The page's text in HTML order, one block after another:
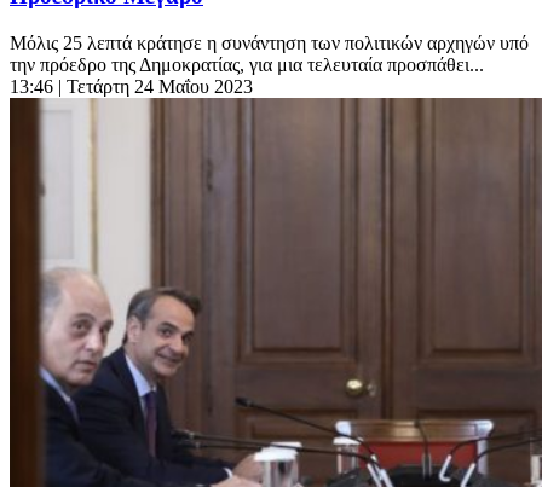
Μόλις 25 λεπτά κράτησε η συνάντηση των πολιτικών αρχηγών υπό
την πρόεδρο της Δημοκρατίας, για μια τελευταία προσπάθει...
13:46 | Τετάρτη 24 Μαΐου 2023